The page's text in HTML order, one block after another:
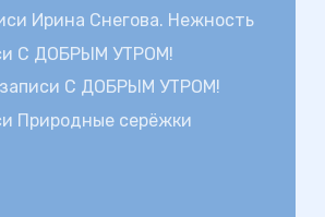
Ирина Снегова. Нежность
С ДОБРЫМ УТРОМ!
С ДОБРЫМ УТРОМ!
Природные серёжки